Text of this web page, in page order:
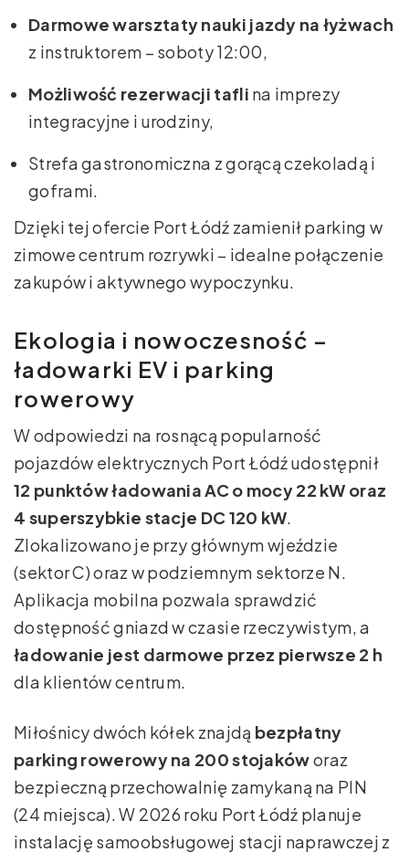
Darmowe warsztaty nauki jazdy na łyżwach
z instruktorem – soboty 12:00,
Możliwość rezerwacji tafli na imprezy
integracyjne i urodziny,
Strefa gastronomiczna z gorącą czekoladą i
goframi.
Dzięki tej ofercie Port Łódź zamienił parking w
zimowe centrum rozrywki – idealne połączenie
zakupów i aktywnego wypoczynku.
Ekologia i nowoczesność –
ładowarki EV i parking
rowerowy
W odpowiedzi na rosnącą popularność
pojazdów elektrycznych Port Łódź udostępnił
12 punktów ładowania AC o mocy 22 kW oraz
4 superszybkie stacje DC 120 kW
Zlokalizowano je przy głównym wjeździe
(sektor C) oraz w podziemnym sektorze N.
Aplikacja mobilna pozwala sprawdzić
dostępność gniazd w czasie rzeczywistym, a
ładowanie jest darmowe przez pierwsze 2 h
dla klientów centrum.
Miłośnicy dwóch kółek znajdą bezpłatny
parking rowerowy na 200 stojakóworaz
bezpieczną przechowalnię zamykaną na PIN
(24 miejsca). W 2026 roku Port Łódź planuje
instalację samoobsługowej stacji naprawczej z